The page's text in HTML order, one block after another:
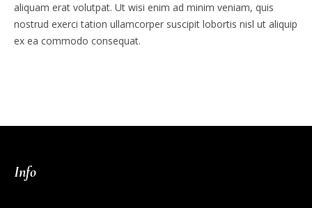
aliquam erat volutpat. Ut wisi enim ad minim veniam, quis
nostrud exerci tation ullamcorper suscipit lobortis nisl ut aliquip
ex ea commodo consequat.
Info